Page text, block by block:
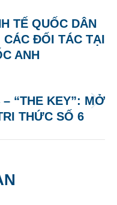
TẾ QUỐC DÂN
ĐỐI TÁC TẠI
ANH
“THE KEY”: MỞ
THỨC SỐ 6